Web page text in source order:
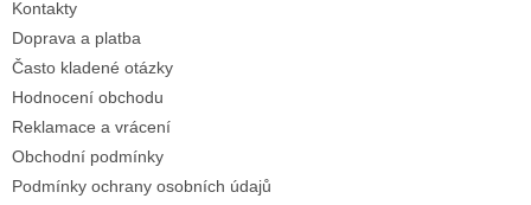
Kontakty
Doprava a platba
Často kladené otázky
Hodnocení obchodu
Reklamace a vrácení
Obchodní podmínky
Podmínky ochrany osobních údajů